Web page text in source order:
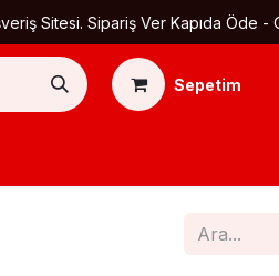
Sitesi. Sipariş Ver Kapıda Öde
Sepetim